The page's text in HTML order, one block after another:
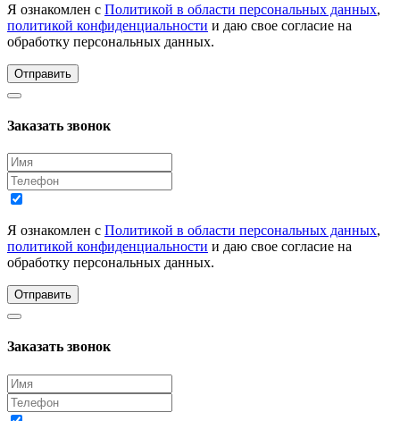
Я ознакомлен с Политикой в области персональных данных,
политикой конфиденциальности и даю свое согласие на
обработку персональных данных.
Отправить
Заказать звонок
Я ознакомлен с Политикой в области персональных данных,
политикой конфиденциальности и даю свое согласие на
обработку персональных данных.
Отправить
Заказать звонок